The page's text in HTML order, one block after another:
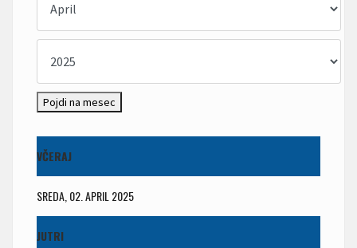
Pojdi na mesec
VČERAJ
SREDA, 02. APRIL 2025
JUTRI